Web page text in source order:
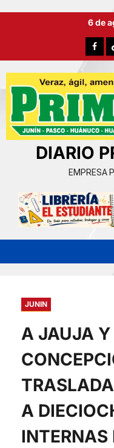
6 de
DIARIO
EMPRESA
JUNIN
A JAUJA Y
A
INTERNAS